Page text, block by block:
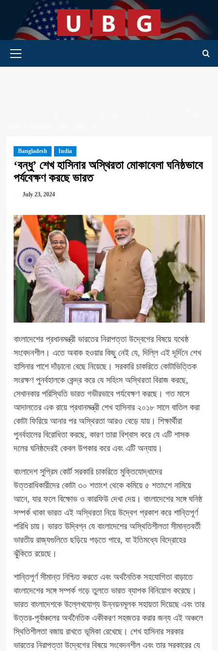
content
Primary Menu
Bangladesh India
‘বন্ধু’ শেখ হাসিনার অস্থিরতা মোকাবেলা ঘনিষ্ঠভাবে
পর্যবেক্ষণ করছে ভারত
July 23, 2024
বাংলাদেশের প্রধানমন্ত্রী ভারতের নিরাপত্তা উদ্বেগের বিষয়ে যথেষ্ঠ
সংবেদনশীল। এতে অবাক হওয়ার কিছু নেই যে, দিল্লি এই দূর্দিনে শেখ
হাসিনার পাশে দাঁড়ানো বেছে নিয়েছে। সরকারি চাকরিতে কোটাভিত্তিক
সংরক্ষণ পুনর্বহালকে কেন্দ্র করে যে সহিংস অস্থিরতা বিরাজ করছে,
সেখানকার পরিস্থিতি ভারত গভীরভাবে পর্যবেক্ষণ করছে। গত মাসে
আদালতের এক রায়ে প্রধানমন্ত্রী শেখ হাসিনার ২০১৮ সালে বাতিল করা
কোটা ফিরিয়ে আনার পর অস্থিরতা আরও বেড়ে যায়। শিক্ষার্থীরা
পুনর্বহালের বিরোধিতা করছে, কারণ তারা বিশ্বাস করে যে এটি শাসক
দলের ঘনিষ্ঠদেরই কেবল উপকার করে এবং এটি অন্যায়।
বাংলাদেশ সুপ্রিম কোর্ট সরকারি চাকরিতে মুক্তিযোদ্ধাদের
উত্তরাধিকারীদের কোটা ৩০ শতাংশ থেকে কমিয়ে ৫ শতাংশে নামিয়ে
আনে, যার ফলে বিক্ষোভ ও কারফিউ দেখা দেয়। বাংলাদেশের সঙ্গে ঘনিষ্ঠ
সম্পর্ক থাকা ভারত এই অস্থিরতা নিয়ে উদ্বেগ প্রকাশ করে শান্তিপূর্ণ
পরিধি চায়। ভারত উদ্বিগ্ন যে বাংলাদেশের অস্থিতিশীলতা সীমান্তবর্তী
ভারতীয় রাজ্যগুলিতে ছড়িয়ে পড়তে পারে, যা ইতিমধ্যে বিদ্রোহের
ঝুঁকিতে রয়েছে।
শান্তিপূর্ণ সীমান্ত নিশ্চিত করতে এবং অর্থনৈতিক সহযোগিতা বাড়াতে
বাংলাদেশের সঙ্গে সম্পর্ক গড়ে তুলতে ভারত ব্যাপক বিনিয়োগ করেছে।
ভারত বাংলাদেশকে উল্লেখযোগ্য উন্নয়নমূলক সহায়তা দিয়েছে এবং তার
উত্তর-পূর্বাঞ্চলের অর্থনৈতিক একীকরণ সহজতর করার জন্য এই অঞ্চলে
স্থিতিশীলতা বজায় রাখতে ভূমিকা রেখেছে। শেখ হাসিনার সরকার
ভারতের নিরাপত্তা উদ্বেগের বিষয়ে সংবেদনশীল এবং তার সরকারের যে